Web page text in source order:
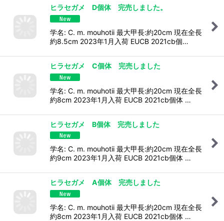
ヒラセガメ D個体 完売しました。
学名: C. m. mouhotii 最大甲長:約20cm 現在全長
約8.5cm 2023年1月入荷 EUCB 2021cb個…
ヒラセガメ C個体 完売しました
学名: C. m. mouhotii 最大甲長:約20cm 現在全長
約8cm 2023年1月入荷 EUCB 2021cb個体 …
ヒラセガメ B個体 完売しました
学名: C. m. mouhotii 最大甲長:約20cm 現在全長
約9cm 2023年1月入荷 EUCB 2021cb個体 …
ヒラセガメ A個体 完売しました
学名: C. m. mouhotii 最大甲長:約20cm 現在全長
約8cm 2023年1月入荷 EUCB 2021cb個体 …